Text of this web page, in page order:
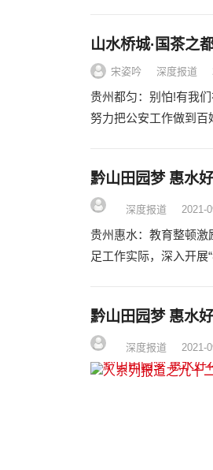
山水桥城·国茶之
宋姿吟 深度报道
贵州都匀：别怕!有我
努力把公安工作做到
黔山田园梦 惠水
深度报道 2021-
贵州惠水：教育整顿
足工作实际，深入开
黔山田园梦 惠水
深度报道 2021-